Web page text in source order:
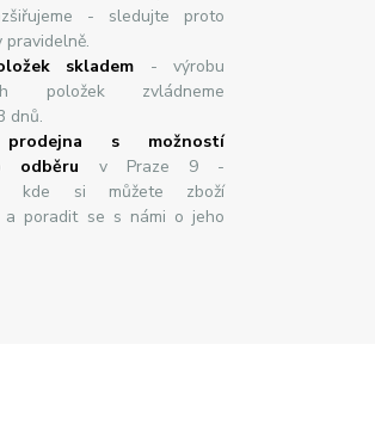
- sledujte proto
pravidelně.
skladem - výrobu
položek zvládneme
dnů.
prodejna s možností
odběru v Praze 9 -
kde si můžete zboží
a poradit se s námi o jeho